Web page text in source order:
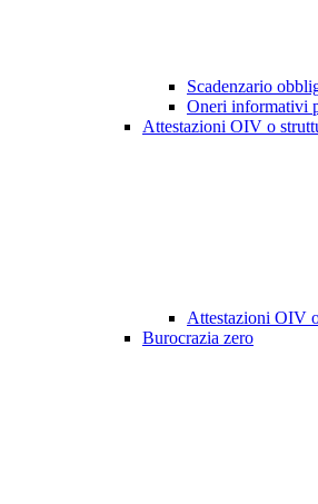
Scadenzario
Oneri informativi
Attestazioni OIV o
Attestazioni OIV
Burocrazia zero